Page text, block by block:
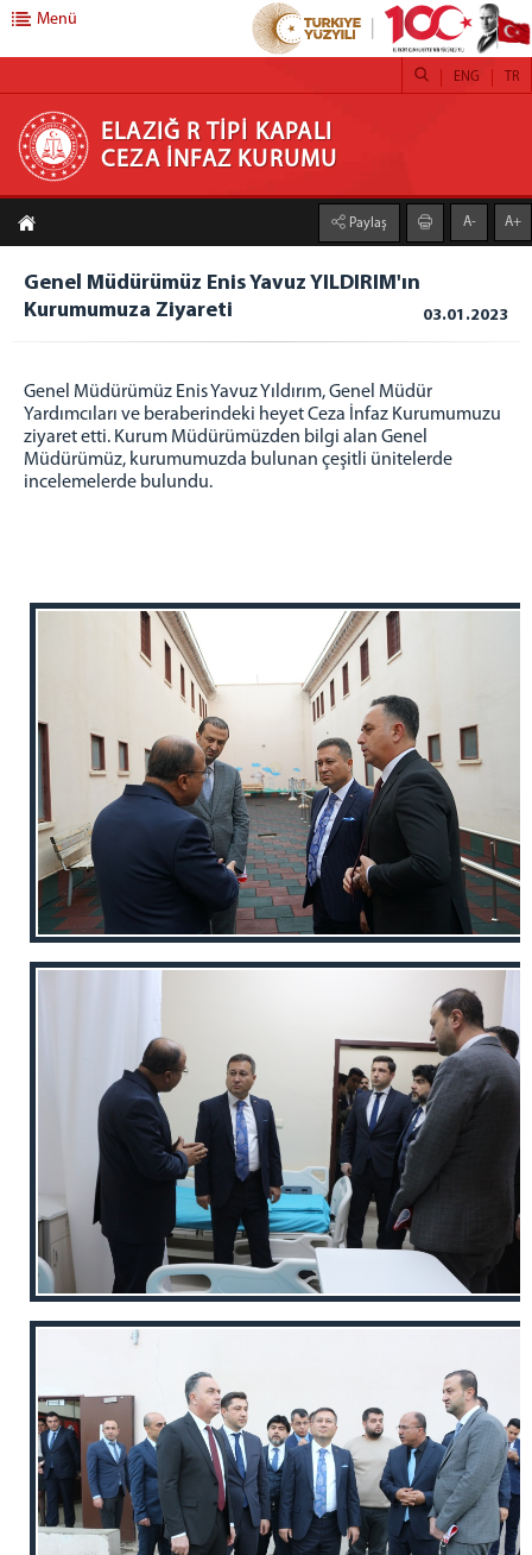
ELAZIĞ R TİPİ KAPALI CEZA İNFAZ KURUMU
ANASAYFA
GENEL MÜDÜRLÜK
ELAZIĞ ADLİYESİ
PSİKO-SOSYAL SERVİSİ
SAĞLIK SERVİSİ
MESAJIMIZ
Menü
ELAZIĞ R TİPİ KAPALI
CEZA İNFAZ KURUMU
TR
ENG
Paylaş A- A+
Genel Müdürümüz Enis Yavuz YILDIRIM'ın
Kurumumuza Ziyareti
03.01.2023
Genel Müdürümüz Enis Yavuz Yıldırım, Genel Müdür
Yardımcıları ve beraberindeki heyet Ceza İnfaz Kurumumuzu
ziyaret etti. Kurum Müdürümüzden bilgi alan Genel
Müdürümüz, kurumumuzda bulunan çeşitli ünitelerde
incelemelerde bulundu.